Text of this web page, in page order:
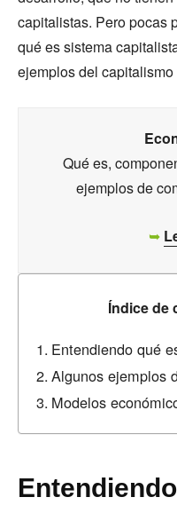
capitalistas. Pero pocas
qué es sistema
ejemplos del
Qué es,
ejemplos de
➥
Índice de
Entendiendo qué
Algunos ejemplos
Modelos